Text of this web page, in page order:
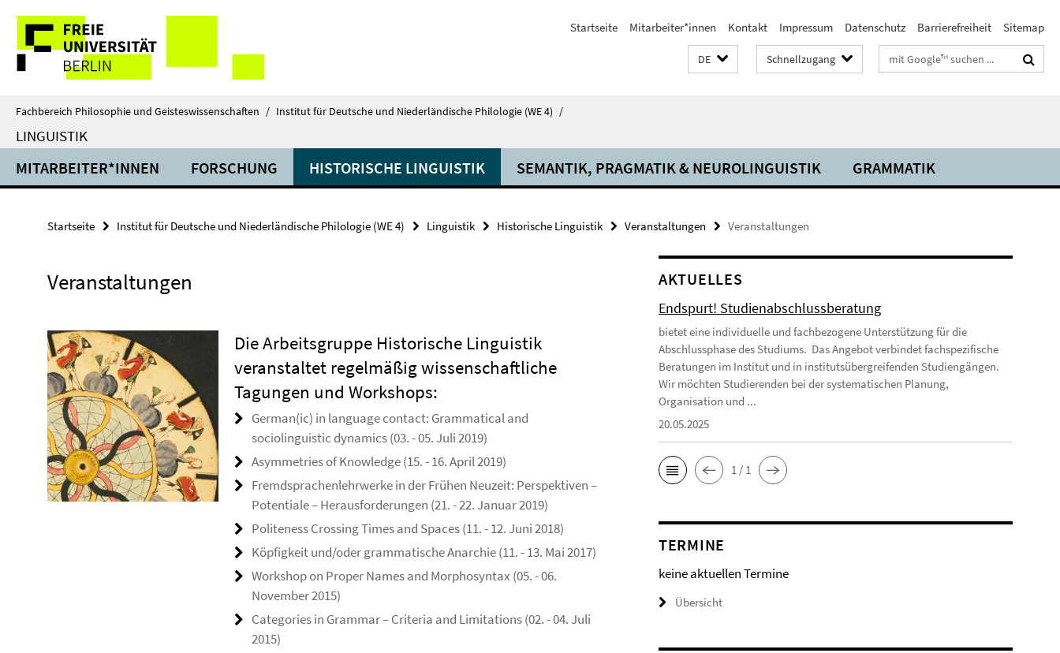
direkt
Inhalt
Service-
Navigation
Startseite Mitarbeiter*innen Kontakt Impressum Datenschutz Barrierefreiheit Sitemap
DE Schnellzugang Suchbegriffe
Fachbereich Philosophie und Geisteswissenschaften / Institut für Deutsche und Niederländische Philologie (WE 4) /
LINGUISTIK
MITARBEITER*INNEN FORSCHUNG HISTORISCHE LINGUISTIK SEMANTIK, PRAGMATIK & NEUROLINGUISTIK GRAMMATIK
Startseite Institut für Deutsche und Niederländische Philologie (WE 4) Linguistik Historische Linguistik Veranstaltungen Veranstaltungen
Veranstaltungen
Die Arbeitsgruppe Historische Linguistik
veranstaltet regelmäßig wissenschaftliche
Tagungen und Workshops:
German(ic) in language contact: Grammatical and
sociolinguistic dynamics (03. - 05. Juli 2019)
Asymmetries of Knowledge (15. - 16. April 2019)
Fremdsprachenlehrwerke in der Frühen Neuzeit: Perspektiven –
Potentiale – Herausforderungen (21. - 22. Januar 2019)
Politeness Crossing Times and Spaces (11. - 12. Juni 2018)
Köpfigkeit und/oder grammatische Anarchie (11. - 13. Mai 2017)
Workshop on Proper Names and Morphosyntax (05. - 06.
November 2015)
Categories in Grammar – Criteria and Limitations (02. - 04. Juli
2015)
AKTUELLES
Endspurt! Studienabschlussberatung
bietet eine individuelle und fachbezogene Unterstützung für die
Abschlussphase des Studiums. Das Angebot verbindet fachspezifische
Beratungen im Institut und in institutsübergreifenden Studiengängen.
Wir möchten Studierenden bei der systematischen Planung,
Organisation und ...
20.05.2025
1 / 1
TERMINE
keine aktuellen Termine
Übersicht